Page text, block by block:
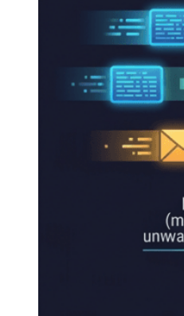
14. 20 lệnh Netstat để
15. 12 lệnh ss trên
16. Hướng dẫn sử dụng
17. Hướng dẫn cấu
18. Firewall trên Linux
bản đến thực tế
19. Đọc log hệ thống
20. Grep, Pipe và
21. Quản lý disk trên
mount, lsblk, fdisk và mở
22. Backup VPS Linux
24. Lệnh backup/import